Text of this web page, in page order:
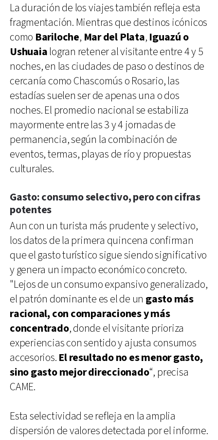
La duración de los viajes también refleja esta
fragmentación. Mientras que destinos icónicos
como Bariloche, Mar del Plata, Iguazú o
Ushuaialogran retener al visitante entre 4 y 5
noches, en las ciudades de paso o destinos de
cercanía como Chascomús o Rosario, las
estadías suelen ser de apenas una o dos
noches. El promedio nacional se estabiliza
mayormente entre las 3 y 4 jornadas de
permanencia, según la combinación de
eventos, termas, playas de río y propuestas
culturales.
Gasto: consumo selectivo, pero con cifras
potentes
Aun con un turista más prudente y selectivo,
los datos de la primera quincena confirman
que el gasto turístico sigue siendo significativo
y genera un impacto económico concreto.
"Lejos de un consumo expansivo generalizado,
el patrón dominante es el de un gasto más
racional, con comparaciones y más
concentrado, donde el visitante prioriza
experiencias con sentido y ajusta consumos
accesorios. El resultado no es menor gasto,
sino gasto mejor direccionado“, precisa
CAME.
Esta selectividad se refleja en la amplia
dispersión de valores detectada por el informe.